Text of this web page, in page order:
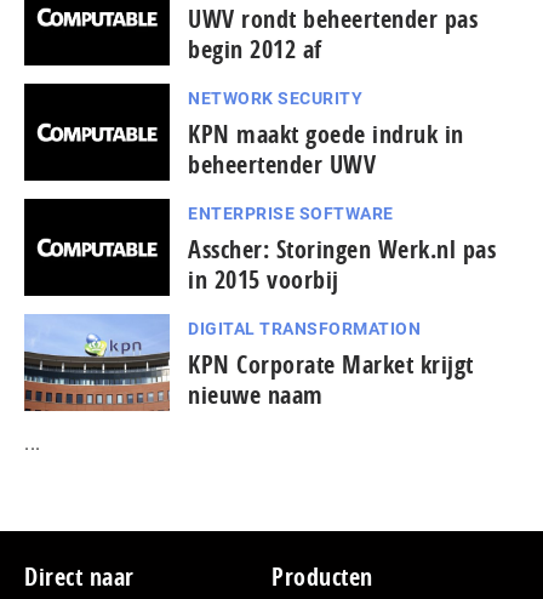
UWV rondt beheertender pas
begin 2012 af
NETWORK SECURITY
KPN maakt goede indruk in
beheertender UWV
ENTERPRISE SOFTWARE
Asscher: Storingen Werk.nl pas
in 2015 voorbij
DIGITAL TRANSFORMATION
KPN Corporate Market krijgt
nieuwe naam
...
Footer
Direct naar Producten